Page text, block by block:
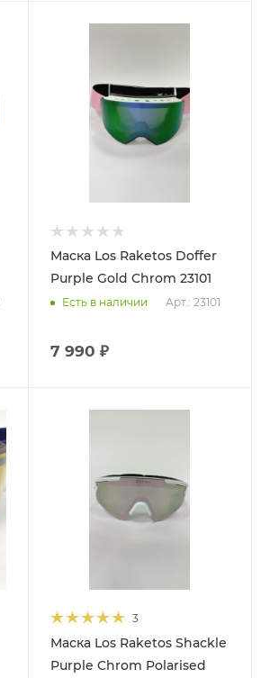
Маска Los Raketos Doffer
Purple Gold Chrom 23101
Есть в наличии Арт.: 23101
7 990 ₽
3
Маска Los Raketos Shackle
Purple Chrom Polarised